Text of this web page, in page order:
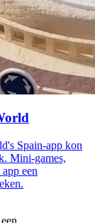
Spain-app kon
Mini-games,
een